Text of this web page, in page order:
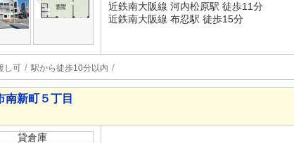
近鉄南大阪線 河内松原駅 徒歩11分
近鉄南大阪線 布忍駅 徒歩15分
し可 駅から徒歩10分以内
南新町５丁目
貸倉庫